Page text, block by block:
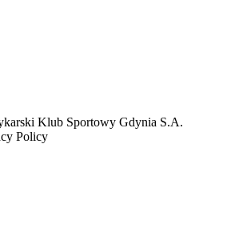
Klub Sportowy Gdynia S.A.
Policy